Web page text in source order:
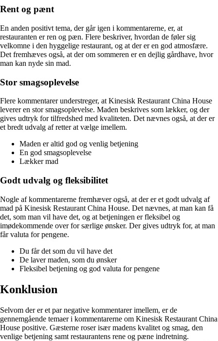
Rent og pænt
En anden positivt tema, der går igen i kommentarerne, er, at
restauranten er ren og pæn. Flere beskriver, hvordan de føler sig
velkomne i den hyggelige restaurant, og at der er en god atmosfære.
Det fremhæves også, at der om sommeren er en dejlig gårdhave, hvor
man kan nyde sin mad.
Stor smagsoplevelse
Flere kommentarer understreger, at Kinesisk Restaurant China House
leverer en stor smagsoplevelse. Maden beskrives som lækker, og der
gives udtryk for tilfredshed med kvaliteten. Det nævnes også, at der er
et bredt udvalg af retter at vælge imellem.
Maden er altid god og venlig betjening
En god smagsoplevelse
Lækker mad
Godt udvalg og fleksibilitet
Nogle af kommentarerne fremhæver også, at der er et godt udvalg af
mad på Kinesisk Restaurant China House. Det nævnes, at man kan få
det, som man vil have det, og at betjeningen er fleksibel og
imødekommende over for særlige ønsker. Der gives udtryk for, at man
får valuta for pengene.
Du får det som du vil have det
De laver maden, som du ønsker
Fleksibel betjening og god valuta for pengene
Konklusion
Selvom der er et par negative kommentarer imellem, er de
gennemgående temaer i kommentarerne om Kinesisk Restaurant China
House positive. Gæsterne roser især madens kvalitet og smag, den
venlige betjening samt restaurantens rene og pæne indretning.